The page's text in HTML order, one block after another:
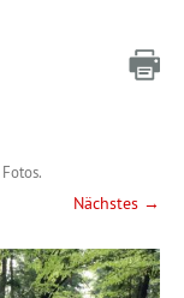
Fotos.
Nächstes →